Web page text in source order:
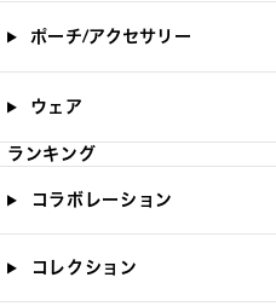
ポーチ/アクセサリー
ウェア
ランキング
コラボレーション
コレクション